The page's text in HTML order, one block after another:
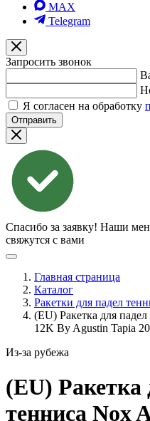
MAX
Telegram
Запросить звонок
Я согласен на обработку
Отправить
Спасибо за заявку! Наши
свяжутся с вами
Главная страница
Каталог
Ракетки для падел
(EU) Ракетка для
12K By Agustin Tapia
Из-за рубежа
(EU) Ракетка
тенниса Nox